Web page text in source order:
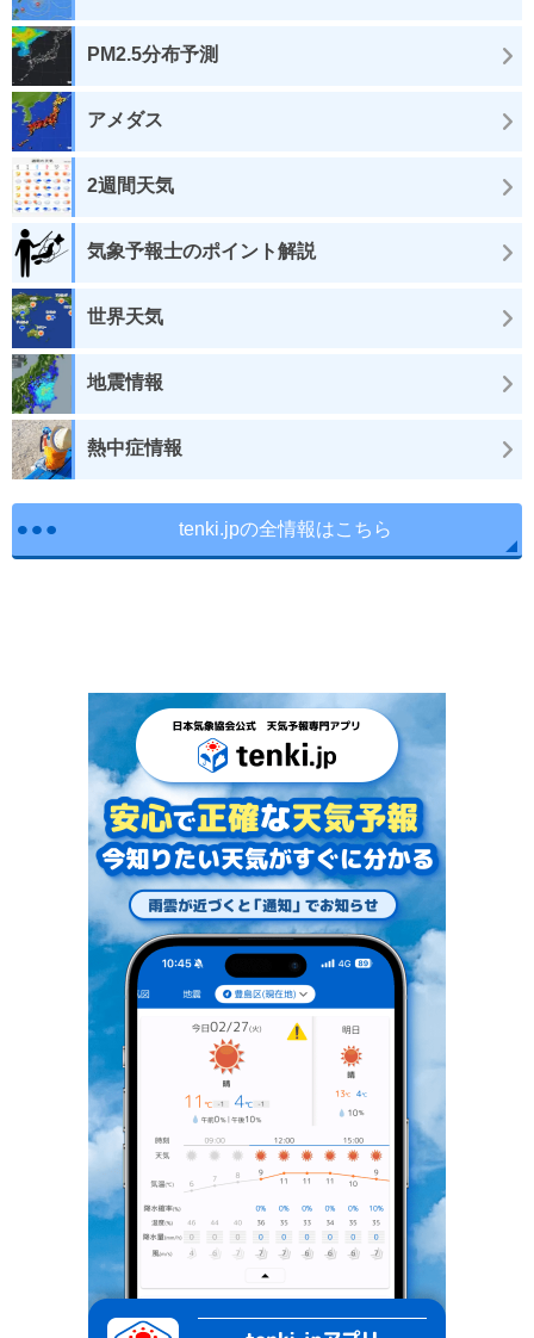
PM2.5分布予測
アメダス
2週間天気
気象予報士のポイント解説
世界天気
地震情報
熱中症情報
tenki.jpの全情報はこちら